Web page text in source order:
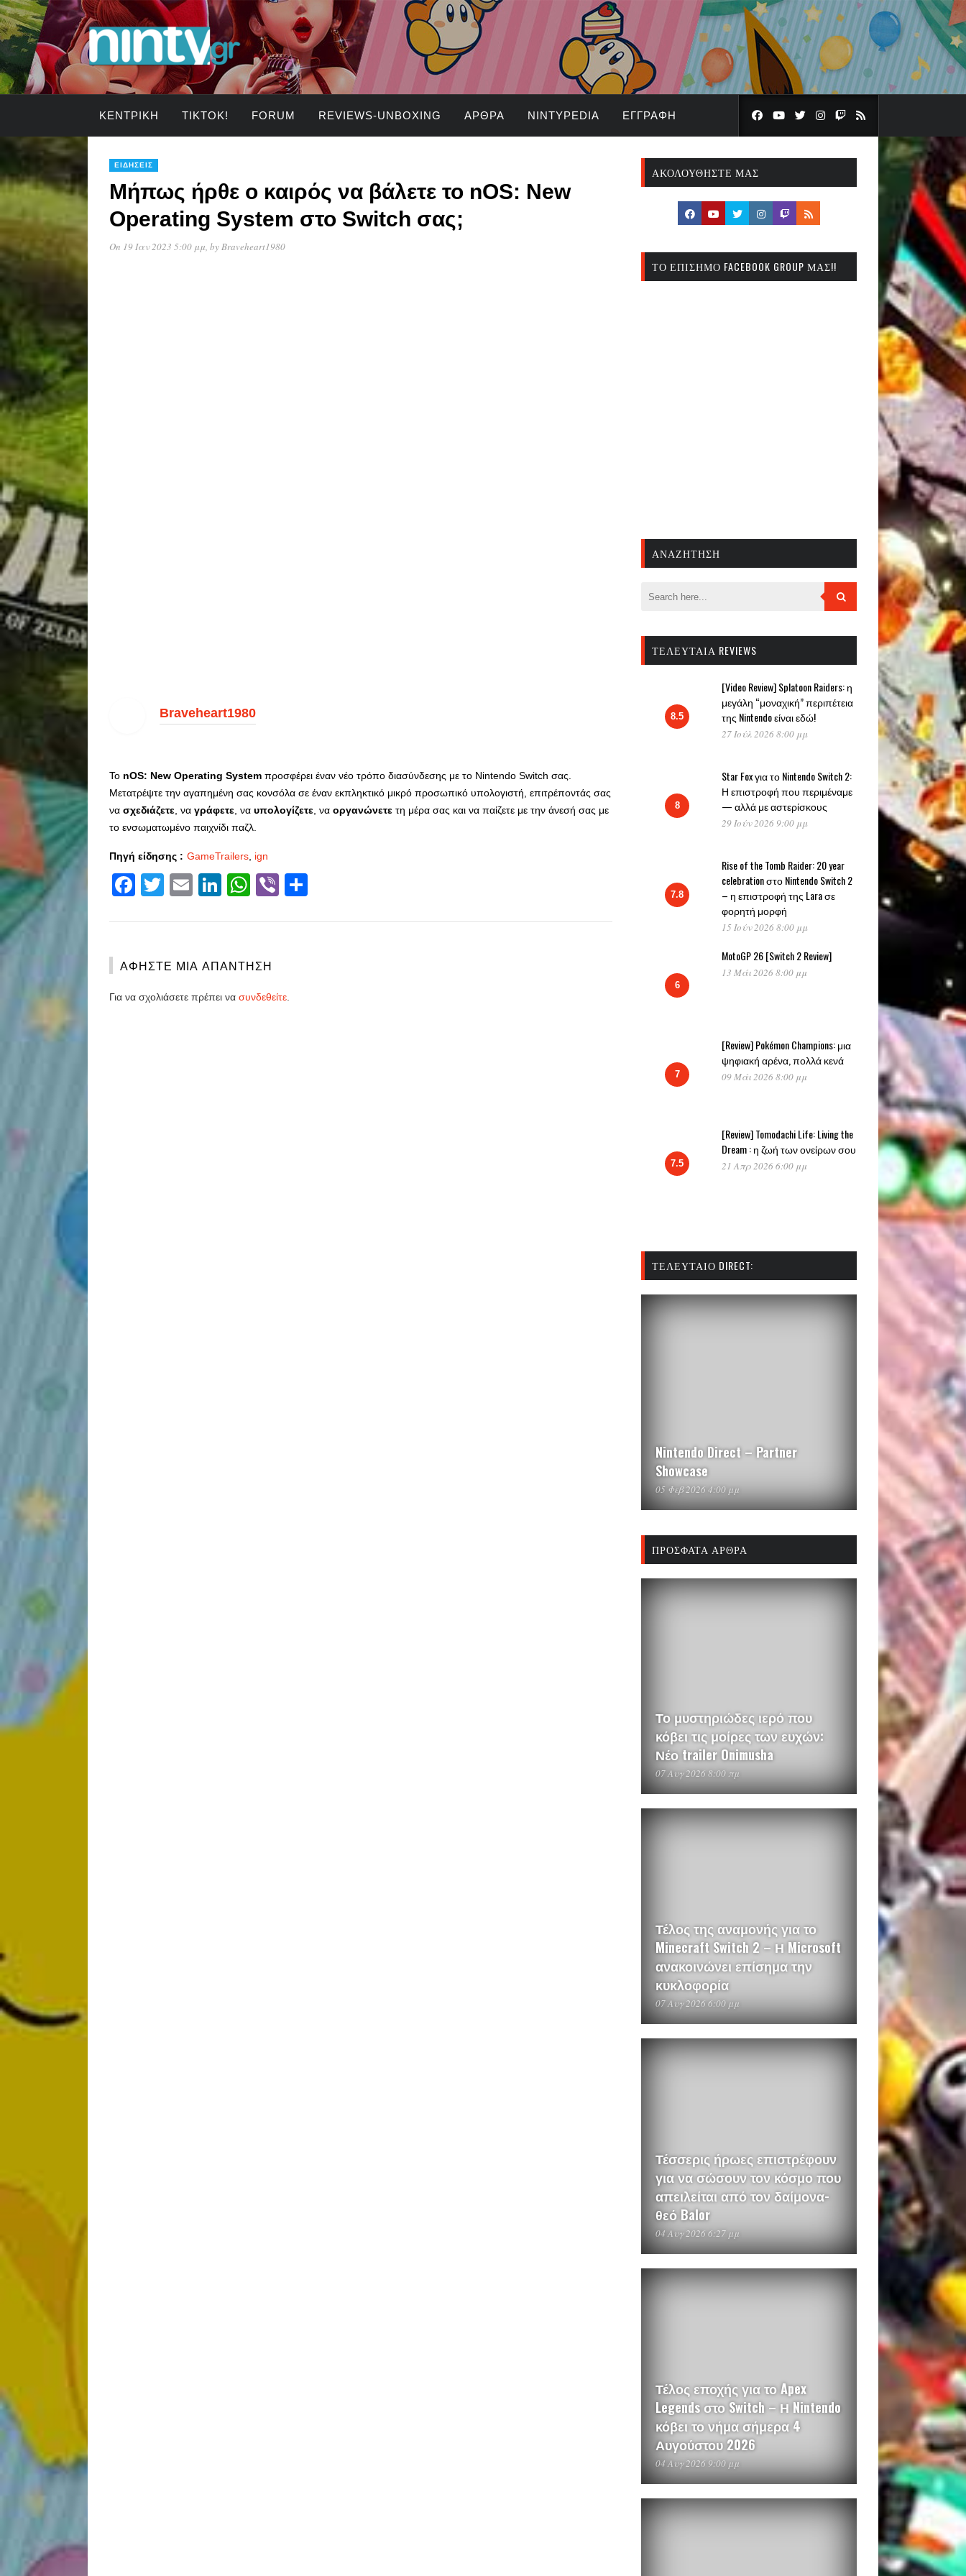
ΚΕΝΤΡΙΚΉ TIKTOK! FORUM REVIEWS-UNBOXING ΆΡΘΡΑ NINTYPEDIA ΕΓΓΡΑΦΉ
ΕΙΔΉΣΕΙΣ
Μήπως ήρθε ο καιρός να βάλετε το nOS: New
Operating System στο Switch σας;
On 19 Ιαν 2023 5:00 μμ, byBraveheart1980
Braveheart1980
Το nOS: New Operating System προσφέρει έναν νέο τρόπο διασύνδεσης με το Nintendo Switch σας.
Μετατρέψτε την αγαπημένη σας κονσόλα σε έναν εκπληκτικό μικρό προσωπικό υπολογιστή, επιτρέποντάς σας
να σχεδιάζετε , να γράφετε , να υπολογίζετε , να οργανώνετε τη μέρα σας και να παίζετε με την άνεσή σας με
το ενσωματωμένο παιχνίδι παζλ.
Πηγή είδησης : GameTrailers ign
Facebook
Twitter
EmailLinkedIn
WhatsApp
Viber
ΑΦΉΣΤΕ ΜΙΑ ΑΠΆΝΤΗΣΗ
Για να σχολιάσετε πρέπει να συνδεθείτε
ΑΚΟΛΟΥΘΉΣΤΕ ΜΑΣ
ΤΟ ΕΠΊΣΗΜΟ FACEBOOK GROUP ΜΑΣ!!
ΑΝΑΖΉΤΗΣΗ
ΤΕΛΕΥΤΑΊΑ REVIEWS
8.5
[Video Review] Splatoon Raiders: η
μεγάλη “μοναχική” περιπέτεια
της Nintendo είναι εδώ!
27 Ιούλ 2026 8:00 μμ
8
Star Fox για το Nintendo Switch 2:
Η επιστροφή που περιμέναμε
— αλλά με αστερίσκους
29 Ιούν 2026 9:00 μμ
7.8
Rise of the Tomb Raider: 20 year
celebration στο Nintendo Switch 2
– η επιστροφή της Lara σε
φορητή μορφή
15 Ιούν 2026 8:00 μμ
6
MotoGP 26 [Switch 2 Review]
13 Μάι 2026 8:00 μμ
7
[Review] Pokémon Champions: μια
ψηφιακή αρένα, πολλά κενά
09 Μάι 2026 8:00 μμ
7.5
[Review] Tomodachi Life: Living the
Dream : η ζωή των ονείρων σου
21 Απρ 2026 6:00 μμ
ΤΕΛΕΥΤΑΊΟ DIRECT:
Nintendo Direct – Partner
Showcase
05 Φεβ 2026 4:00 μμ
ΠΡΌΣΦΑΤΑ ΆΡΘΡΑ
Το μυστηριώδες ιερό που
κόβει τις μοίρες των ευχών:
Νέο trailer Onimusha
07 Αυγ 2026 8:00 πμ
Τέλος της αναμονής για το
Minecraft Switch 2 – Η Microsoft
ανακοινώνει επίσημα την
κυκλοφορία
07 Αυγ 2026 6:00 μμ
Τέσσερις ήρωες επιστρέφουν
για να σώσουν τον κόσμο που
απειλείται από τον δαίμονα-
θεό Balor
04 Αυγ 2026 6:27 μμ
Τέλος εποχής για το Apex
Legends στο Switch – Η Nintendo
κόβει το νήμα σήμερα 4
Αυγούστου 2026
04 Αυγ 2026 9:00 μμ